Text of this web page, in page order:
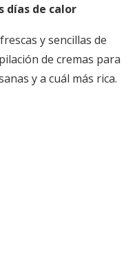
días de calor
y sencillas de
de cremas para
y a cuál más rica.